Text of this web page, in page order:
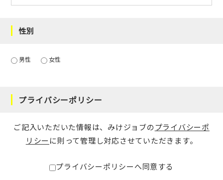
性別
男性 女性
プライバシーポリシー
ご記入いただいた情報は、みけジョブのプライバシーポ
リシー に則って管理し対応させていただきます。
プライバシーポリシーへ同意する